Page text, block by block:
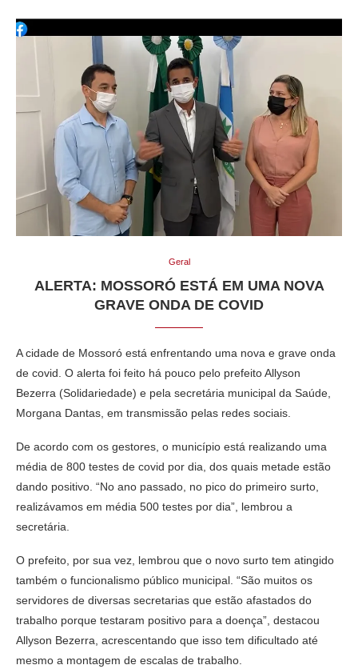
Geral
ALERTA: MOSSORÓ ESTÁ EM UMA NOVA
GRAVE ONDA DE COVID
A cidade de Mossoró está enfrentando uma nova e grave onda
de covid. O alerta foi feito há pouco pelo prefeito Allyson
Bezerra (Solidariedade) e pela secretária municipal da Saúde,
Morgana Dantas, em transmissão pelas redes sociais.
De acordo com os gestores, o município está realizando uma
média de 800 testes de covid por dia, dos quais metade estão
dando positivo. “No ano passado, no pico do primeiro surto,
realizávamos em média 500 testes por dia”, lembrou a
secretária.
O prefeito, por sua vez, lembrou que o novo surto tem atingido
também o funcionalismo público municipal. “São muitos os
servidores de diversas secretarias que estão afastados do
trabalho porque testaram positivo para a doença”, destacou
Allyson Bezerra, acrescentando que isso tem dificultado até
mesmo a montagem de escalas de trabalho.